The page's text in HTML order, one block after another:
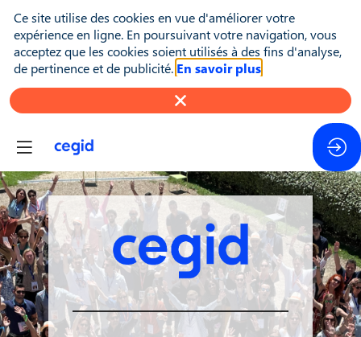
Ce site utilise des cookies en vue d'améliorer votre
expérience en ligne. En poursuivant votre navigation, vous
acceptez que les cookies soient utilisés à des fins d'analyse,
de pertinence et de publicité. En savoir plus